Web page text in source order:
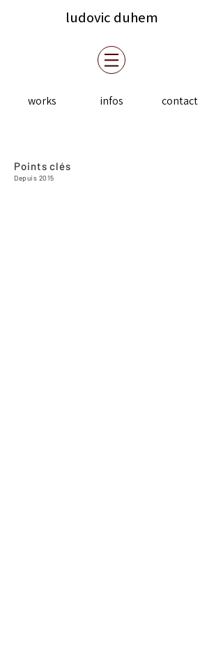
ludovic duhem
works infos contact
Points clés
Depuis 2015